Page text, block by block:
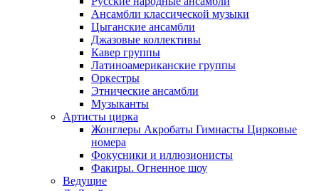
Ансамбли классической музыки
Цыганские ансамбли
Джазовые коллективы
Кавер группы
Латиноамериканские группы
Оркестры
Этнические ансамбли
Музыканты
Артисты цирка
Жонглеры Акробаты Гимнасты Цирковые
номера
Фокусники и иллюзионисты
Факиры. Огненное шоу
Ведущие